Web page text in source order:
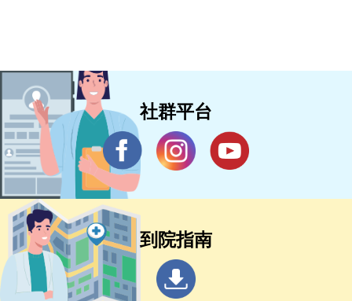
社群平台
到院指南